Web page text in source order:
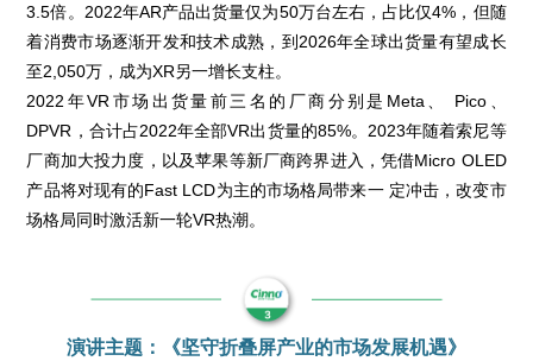
3.5倍。2022年AR产品出货量仅为50万台左右，占比仅4%，但随
着消费市场逐渐开发和技术成熟，到2026年全球出货量有望成长
至2,050万，成为XR另一增长支柱。
2022年VR市场出货量前三名的厂商分别是Meta、 Pico、
DPVR，合计占2022年全部VR出货量的85%。2023年随着索尼等
厂商加大投力度，以及苹果等新厂商跨界进入，凭借Micro OLED
产品将对现有的Fast LCD为主的市场格局带来一 定冲击，改变市
场格局同时激活新一轮VR热潮。
演讲主题：《坚守折叠屏产业的市场发展机遇》